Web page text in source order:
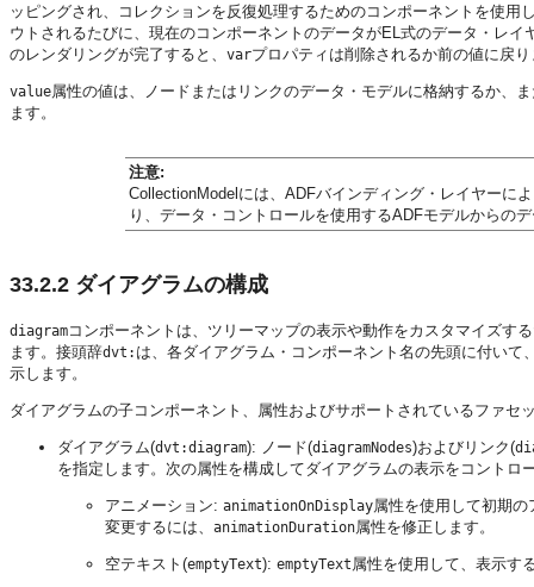
ッピングされ、コレクションを反復処理するためのコンポーネントを使
ウトされるたびに、現在のコンポーネントのデータがEL式のデータ・レ
のレンダリングが完了すると、 varプロパティは削除されるか前の値に戻
value属性の値は、ノードまたはリンクのデータ・モデルに格納するか、
ます。
注意:
CollectionModelには、ADFバインディング・レイヤーに
り、データ・コントロールを使用するADFモデルからの
33.2.2 ダイアグラムの構成
diagramコンポーネントは、ツリーマップの表示や動作をカスタマイズす
ます。接頭辞dvt: は、各ダイアグラム・コンポーネント名の先頭に付い
示します。
ダイアグラムの子コンポーネント、属性およびサポートされているファセ
ダイアグラム(dvt:diagram): ノード(diagramNodes)およびリンク(
を指定します。次の属性を構成してダイアグラムの表示をコントロ
アニメーション: animationOnDisplay属性を使用して初期
変更するには、 animationDuration属性を修正します。
空テキスト(emptyText): emptyText 属性を使用して、表示す